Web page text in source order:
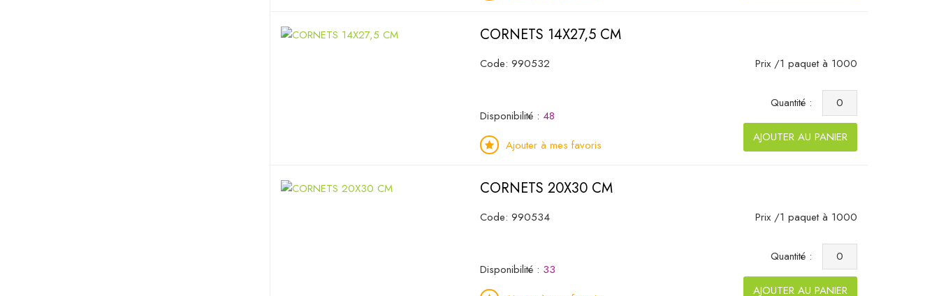
CORNETS 14X27,5 CM
Code: 990532
Disponibilité : 48
Ajouter à mes favoris
Prix /1 paquet à 1000
Quantité :
AJOUTER AU PANIER
CORNETS 20X30 CM
Code: 990534
Disponibilité : 33
Prix /1 paquet à 1000
Quantité :
AJOUTER AU PANIER